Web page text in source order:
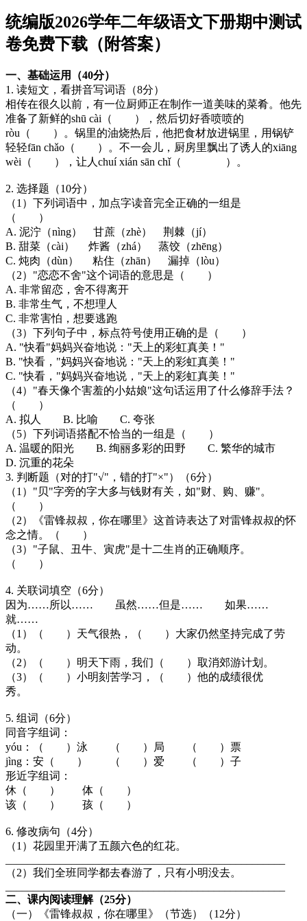
统编版2026学年二年级语文下册期中测试
卷免费下载（附答案）
一、基础运用（40分）
1. 读短文，看拼音写词语（8分）
相传在很久以前，有一位厨师正在制作一道美味的菜肴。他先
准备了新鲜的shū cài（ ），然后切好香喷喷的
ròu（ ）。锅里的油烧热后，他把食材放进锅里，用锅铲
轻轻fān chǎo（ ）。不一会儿，厨房里飘出了诱人的xiāng
wèi（ ），让人chuí xián sān chǐ（ ）。
2. 选择题（10分）
（1）下列词语中，加点字读音完全正确的一组是
（ ）
A. 泥泞（nìng） 甘蔗（zhè） 荆棘（jí）
B. 甜菜（cài） 炸酱（zhá） 蒸饺（zhēng）
C. 炖肉（dùn） 粘住（zhān） 漏掉（lòu）
（2）"恋恋不舍"这个词语的意思是（ ）
A. 非常留恋，舍不得离开
B. 非常生气，不想理人
C. 非常害怕，想要逃跑
（3）下列句子中，标点符号使用正确的是（ ）
A. "快看"妈妈兴奋地说："天上的彩虹真美！"
B. "快看，"妈妈兴奋地说："天上的彩虹真美！"
C. "快看，"妈妈兴奋地说，"天上的彩虹真美！"
（4）"春天像个害羞的小姑娘"这句话运用了什么修辞手法？
（ ）
A. 拟人 B. 比喻 C. 夸张
（5）下列词语搭配不恰当的一组是（ ）
A. 温暖的阳光 B. 绚丽多彩的田野 C. 繁华的城市
D. 沉重的花朵
3. 判断题（对的打"√"，错的打"×"）（6分）
（1）"贝"字旁的字大多与钱财有关，如"财、购、赚"。
（ ）
（2）《雷锋叔叔，你在哪里》这首诗表达了对雷锋叔叔的怀
念之情。（ ）
（3）"子鼠、丑牛、寅虎"是十二生肖的正确顺序。
（ ）
4. 关联词填空（6分）
因为……所以…… 虽然……但是…… 如果……
就……
（1）（ ）天气很热，（ ）大家仍然坚持完成了劳
动。
（2）（ ）明天下雨，我们（ ）取消郊游计划。
（3）（ ）小明刻苦学习，（ ）他的成绩很优
秀。
5. 组词（6分）
同音字组词：
yóu：（ ）泳 （ ）局 （ ）票
jìng：安（ ） （ ）爱 （ ）子
形近字组词：
休（ ） 体（ ）
该（ ） 孩（ ）
6. 修改病句（4分）
（1）花园里开满了五颜六色的红花。
（2）我们全班同学都去春游了，只有小明没去。
二、课内阅读理解（25分）
（一）《雷锋叔叔，你在哪里》（节选）（12分）